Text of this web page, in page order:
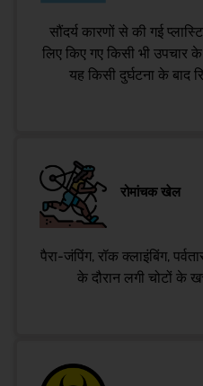
सौंदर्य कारणों से की गई
लिए किए गए किसी भी उपचार
यह किसी दुर्घटना के बाद
रोमांचक खेल
पैरा-जंपिंग, रॉक क्लाइंबिंग,
के दौरान लगी चोटों के